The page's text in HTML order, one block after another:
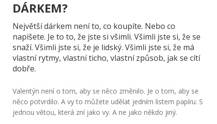
DÁRKEM?
Největší dárkem není to, co koupíte. Nebo co
napišete. Je to to, že jste si všimli. Všimli jste si, že se
snaží. Všimli jste si, že je lidský. Všimli jste si, že má
vlastní rytmy, vlastní ticho, vlastní způsob, jak se cítí
dobře.
Valentýn není o tom, aby se něco změnilo. Je o tom, aby se
něco potvrdilo. A vy to můžete udělat jedním listem papíru. S
jednou větou, která zní jako vy. A ne jako někdo jiný.